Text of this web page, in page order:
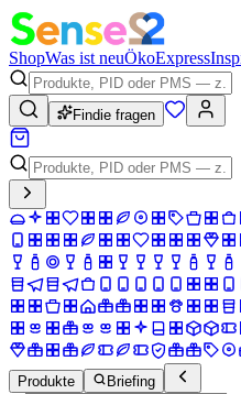
ShopWas ist neuÖkoExpress
Findie fragen
Produkte Briefing